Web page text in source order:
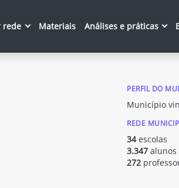
rede Materiais Análises e práticas
PERFIL DO
Município
REDE
34escolas
3.347 alunos
272